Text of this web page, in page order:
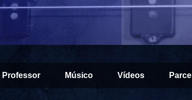
Professor Músico Vídeos